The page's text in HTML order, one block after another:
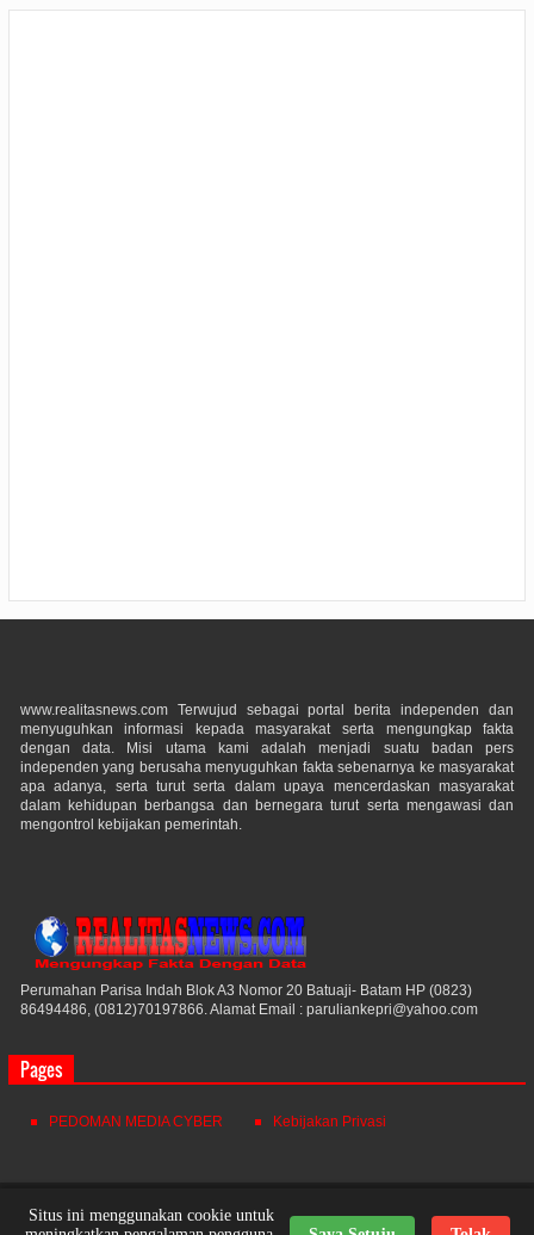
www.realitasnews.com Terwujud sebagai portal berita independen dan
menyuguhkan informasi kepada masyarakat serta mengungkap fakta
dengan data. Misi utama kami adalah menjadi suatu badan pers
independen yang berusaha menyuguhkan fakta sebenarnya ke masyarakat
apa adanya, serta turut serta dalam upaya mencerdaskan masyarakat
dalam kehidupan berbangsa dan bernegara turut serta mengawasi dan
mengontrol kebijakan pemerintah.
Perumahan Parisa Indah Blok A3 Nomor 20 Batuaji- Batam HP (0823)
86494486, (0812)70197866. Alamat Email : paruliankepri@yahoo.com
Pages
PEDOMAN MEDIA CYBER Kebijakan Privasi
Realitas News © 2021. All Rights Reserved.
Situs ini menggunakan cookie untuk